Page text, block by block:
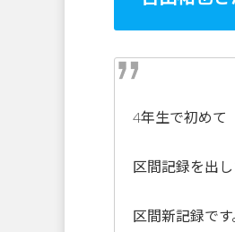
4年生で初めて
区間記録を出し
区間新記録です